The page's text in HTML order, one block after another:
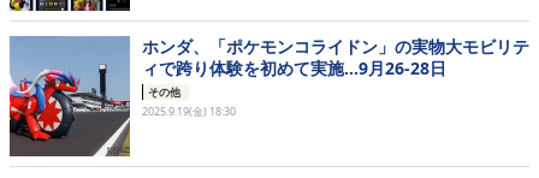
ホンダ、「ポケモンコライドン」の実物大モビリテ
ィで跨り体験を初めて実施…9月26-28日
その他
2025.9.19(金) 18:30